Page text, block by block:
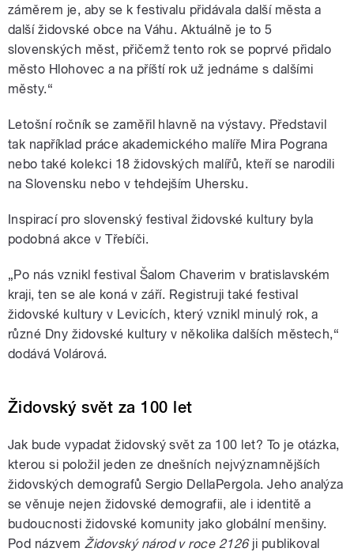
záměrem je, aby se k festivalu přidávala další města a
další židovské obce na Váhu. Aktuálně je to 5
slovenských měst, přičemž tento rok se poprvé přidalo
město Hlohovec a na příští rok už jednáme s dalšími
městy.“
Letošní ročník se zaměřil hlavně na výstavy. Představil
tak například práce akademického malíře Mira Pograna
nebo také kolekci 18 židovských malířů, kteří se narodili
na Slovensku nebo v tehdejším Uhersku.
Inspirací pro slovenský festival židovské kultury byla
podobná akce v Třebíči.
„Po nás vznikl festival Šalom Chaverim v bratislavském
kraji, ten se ale koná v září. Registruji také festival
židovské kultury v Levicích, který vznikl minulý rok, a
různé Dny židovské kultury v několika dalších městech,“
dodává Volárová.
Židovský svět za 100 let
Jak bude vypadat židovský svět za 100 let? To je otázka,
kterou si položil jeden ze dnešních nejvýznamnějších
židovských demografů Sergio DellaPergola. Jeho analýza
se věnuje nejen židovské demografii, ale i identitě a
budoucnosti židovské komunity jako globální menšiny.
Pod názvemŽidovský národ v roce 2126ji publikoval